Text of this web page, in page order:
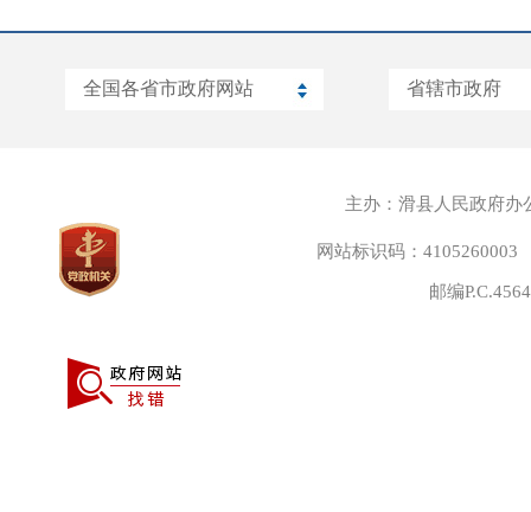
主办：滑县人民政府办
网站标识码：4105260003
邮编